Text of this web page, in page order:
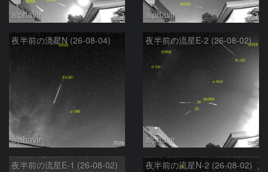
alphavir alphavir
夜半前の流星N (26-08-04)
alphavir
夜半前の流星E-2 (26-08-02)
alphavir
夜半前の流星E-1 (26-08-02) 夜半前の流星N-2 (26-08-02)